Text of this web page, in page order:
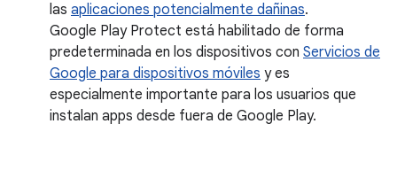
las aplicaciones potencialmente dañinas.
Google Play Protect está habilitado de forma
predeterminada en los dispositivos con Servicios de
Google para dispositivos móviles y es
especialmente importante para los usuarios que
instalan apps desde fuera de Google Play.